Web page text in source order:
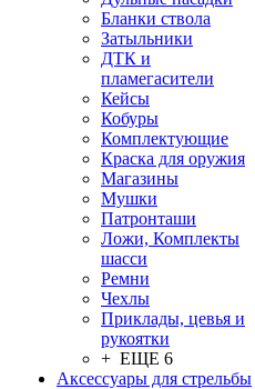
Бланки ствола
Затыльники
ДТК и
пламегасители
Кейсы
Кобуры
Комплектующие
Краска для оружия
Магазины
Мушки
Патронташи
Ложи, Комплекты
шасси
Ремни
Чехлы
Приклады, цевья и
рукоятки
+ ЕЩЕ 6
Аксессуары для стрельбы